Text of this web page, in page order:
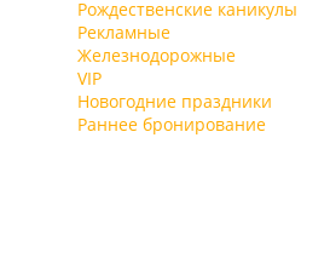
Рождественские каникулы
Рекламные
Железнодорожные
VIP
Новогодние праздники
Раннее бронирование